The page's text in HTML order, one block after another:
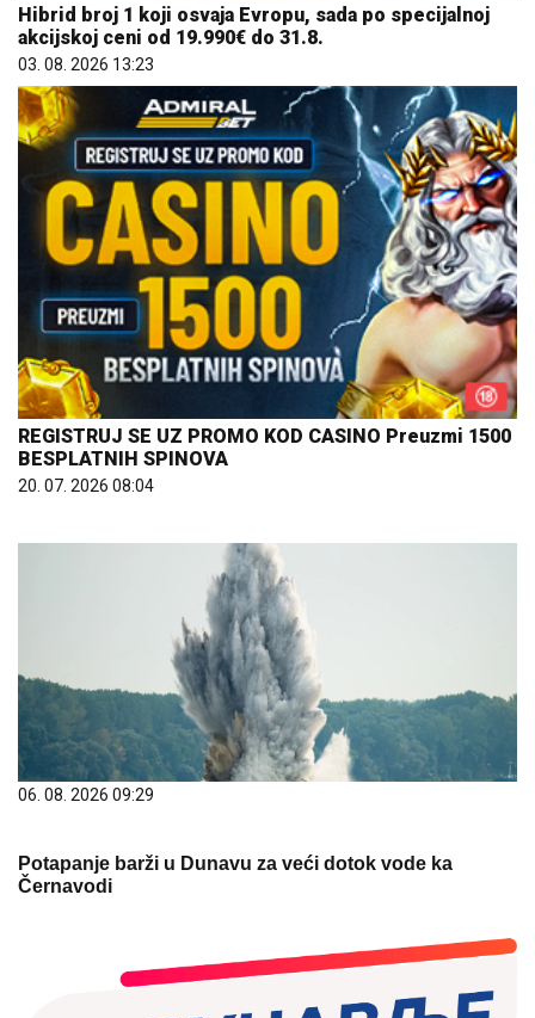
Hibrid broj 1 koji osvaja Evropu, sada po specijalnoj
akcijskoj ceni od 19.990€ do 31.8.
03. 08. 2026 13:23
REGISTRUJ SE UZ PROMO KOD CASINO Preuzmi 1500
BESPLATNIH SPINOVA
20. 07. 2026 08:04
06. 08. 2026 09:29
Potapanje barži u Dunavu za veći dotok vode ka
Černavodi